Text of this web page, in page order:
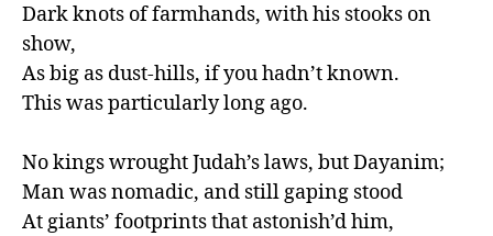
Dark knots of farmhands, with his stooks on
show,
As big as dust-hills, if you hadn’t known.
This was particularly long ago.
No kings wrought Judah’s laws, but Dayanim;
Man was nomadic, and still gaping stood
At giants’ footprints that astonish’d him,